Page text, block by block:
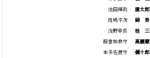
池田輝政
斑鳩平次
浅野幸長
藤堂和泉守
本多佐渡守
廣太郎
錦
吾
桂
三
高麗蔵
彌十郎